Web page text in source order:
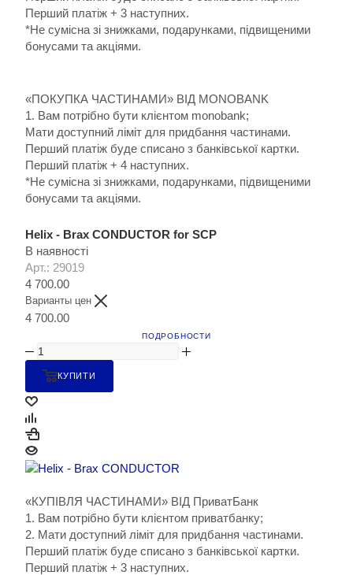
Перший платіж + 3 наступних.
*Не сумісна зі знижками, подарунками, підвищеними
бонусами та акціями.
«ПОКУПКА ЧАСТИНАМИ» ВІД MONOBANK
1. Вам потрібно бути клієнтом monobank;
Мати доступний ліміт для придбання частинами.
Перший платіж буде списано з банківської картки.
Перший платіж + 4 наступних.
*Не сумісна зі знижками, подарунками, підвищеними
бонусами та акціями.
Helix - Brax CONDUCTOR for SCP
В наявності
Арт.: 29019
4 700.00
Варианты цен
4 700.00
ПОДРОБНОСТИ
КУПИТИ
«КУПІВЛЯ ЧАСТИНАМИ» ВІД ПриватБанк
1. Вам потрібно бути клієнтом приватбанку;
2. Мати доступний ліміт для придбання частинами.
Перший платіж буде списано з банківської картки.
Перший платіж + 3 наступних.